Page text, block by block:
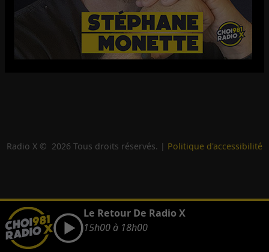
Radio X © 2026 Tous droits réservés. | Politique d'accessibilité
Le Retour De Radio X
15h00 à 18h00